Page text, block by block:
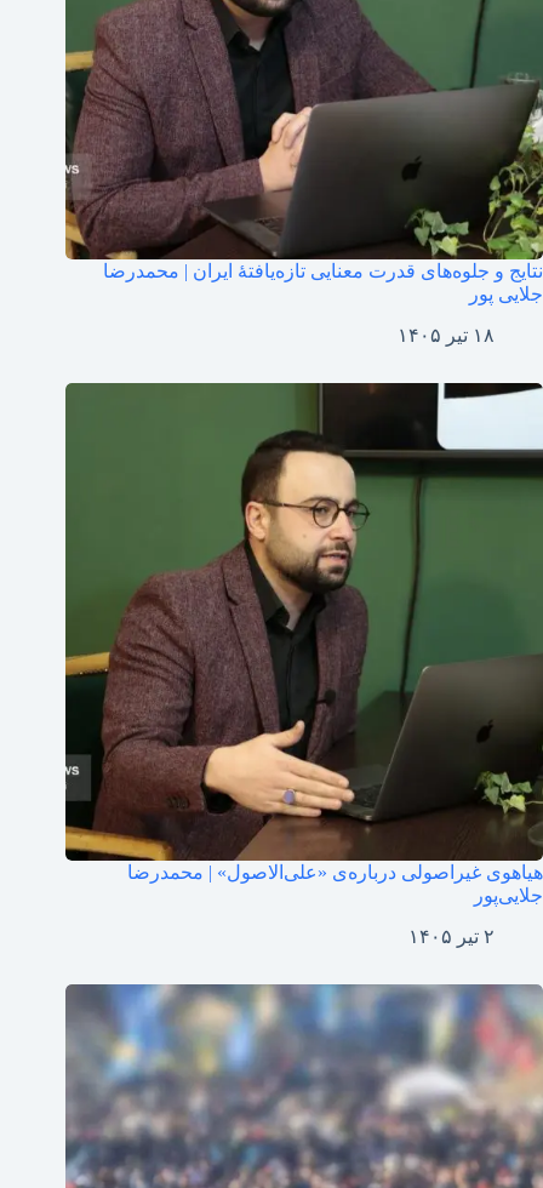
نتایج و جلوه‌های قدرت معنایی تازه‌یافتهٔ ایران | محمدرضا
جلایی پور
۱۸ تیر ۱۴۰۵
هیاهوی غیراصولی درباره‌ی «علی‌الاصول» | محمدرضا
جلایی‌پور
۲ تیر ۱۴۰۵